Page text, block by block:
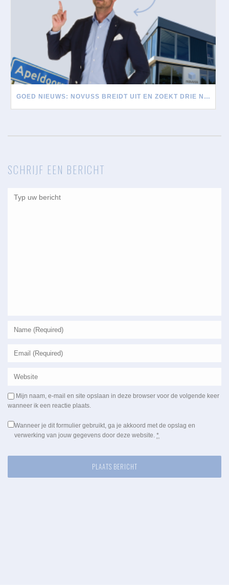
GOED NIEUWS: NOVUSS BREIDT UIT EN ZOEKT DRIE NIEUWE MEDEWERKERS
SCHRIJF EEN BERICHT
Mijn naam, e-mail en site opslaan in deze browser voor de volgende keer
wanneer ik een reactie plaats.
Wanneer je dit formulier gebruikt, ga je akkoord met de opslag en
verwerking van jouw gegevens door deze website. *